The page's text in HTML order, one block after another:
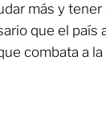
más y
que el país
combata a